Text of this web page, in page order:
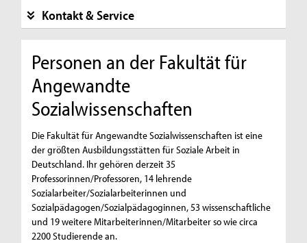
Kontakt & Service
Personen an der Fakultät für
Angewandte
Sozialwissenschaften
Die Fakultät für Angewandte Sozialwissenschaften ist eine
der größten Ausbildungsstätten für Soziale Arbeit in
Deutschland. Ihr gehören derzeit 35
Professorinnen/Professoren, 14 lehrende
Sozialarbeiter/Sozialarbeiterinnen und
Sozialpädagogen/Sozialpädagoginnen, 53 wissenschaftliche
und 19 weitere Mitarbeiterinnen/Mitarbeiter so wie circa
2200 Studierende an.